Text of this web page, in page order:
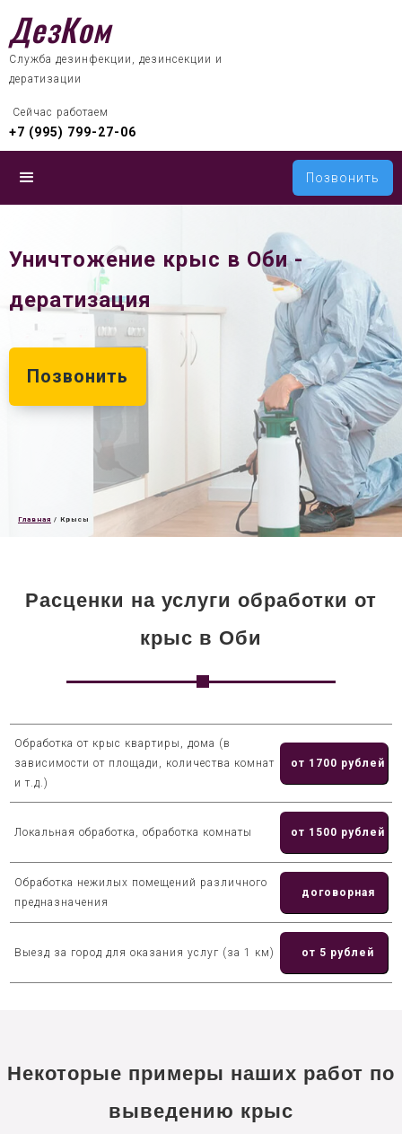
ДезКом
Служба дезинфекции, дезинсекции и
дератизации
Сейчас работаем
+7 (995) 799-27-06
Позвонить
Уничтожение крыс в Оби -
дератизация
Позвонить
Главная / Крысы
Расценки на услуги обработки от
крыс в Оби
Обработка от крыс квартиры, дома (в
зависимости от площади, количества комнат
и т.д.)
от 1700 рублей
Локальная обработка, обработка комнаты от 1500 рублей
Обработка нежилых помещений различного
предназначения
договорная
Выезд за город для оказания услуг (за 1 км) от 5 рублей
Некоторые примеры наших работ по
выведению крыс